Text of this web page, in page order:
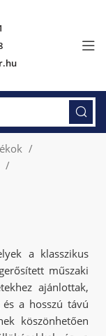
a klasszikus
műszaki
ajánlottak,
a hosszú távú
köszönhetően